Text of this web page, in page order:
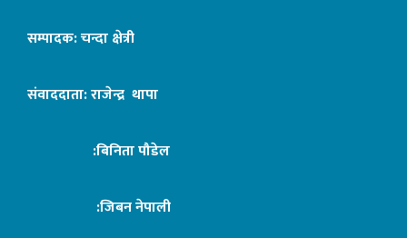
सम्पादक: चन्दा क्षेत्री
संवाददाता: राजेन्द्र थापा
:बिनिता पौडेल
:जिबन नेपाली